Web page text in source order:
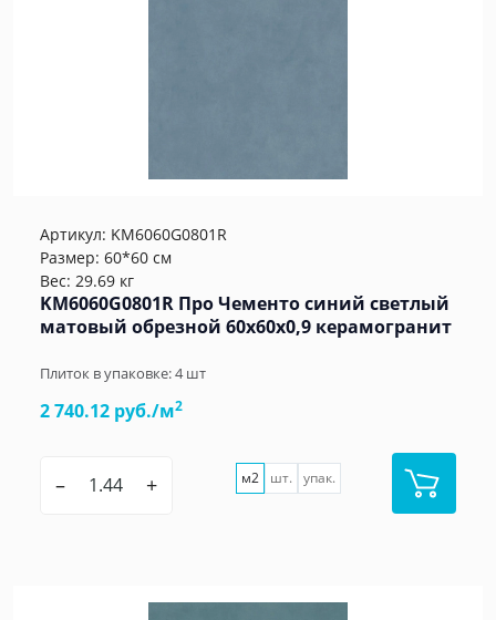
Артикул: KM6060G0801R
Размер: 60*60 см
Вес: 29.69 кг
KM6060G0801R Про Чементо синий светлый
матовый обрезной 60х60x0,9 керамогранит
Плиток в упаковке:4шт
2 740.12 руб./м2
– + м2 шт. упак.